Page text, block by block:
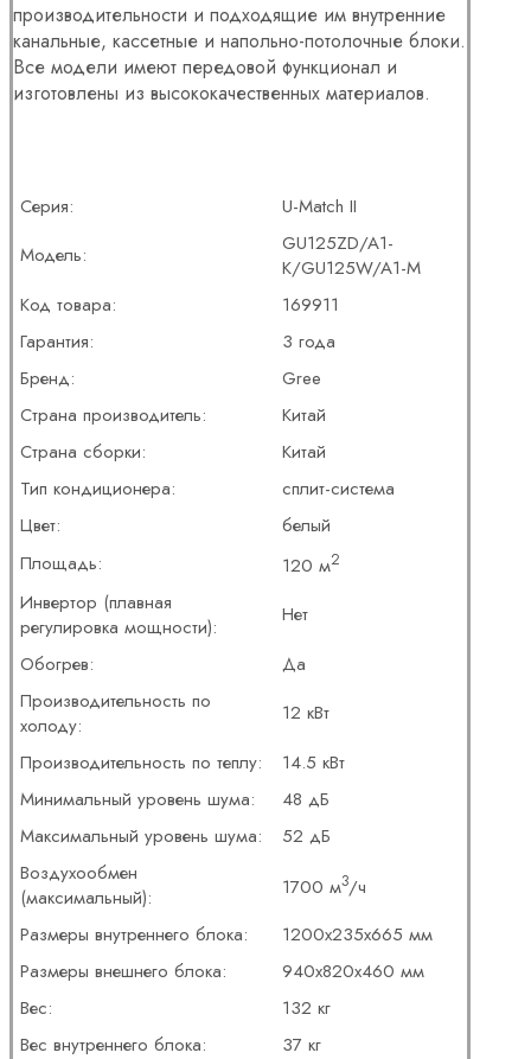
производительности и подходящие им внутренние
канальные, кассетные и напольно-потолочные блоки.
Все модели имеют передовой функционал и
изготовлены из высококачественных материалов.
Серия:
U-Match II
Модель:
GU125ZD/A1-
K/GU125W/A1-M
Код товара:
169911
Гарантия:
3 года
Бренд:
Gree
Страна производитель:
Китай
Страна сборки:
Китай
Тип кондиционера:
сплит-система
Цвет:
белый
Площадь:
120 м2
Инвертор (плавная
регулировка мощности):
Нет
Обогрев:
Да
Производительность по
холоду:
12 кВт
Производительность по теплу:
14.5 кВт
Минимальный уровень шума:
48 дБ
Максимальный уровень шума:
52 дБ
Воздухообмен
(максимальный):
1700 м3/ч
Размеры внутреннего блока:
1200x235x665 мм
Размеры внешнего блока:
940x820x460 мм
Вес:
132 кг
Вес внутреннего блока:
37 кг